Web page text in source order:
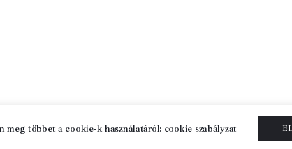
többet a cookie-k használatáról: cookie szabályzat